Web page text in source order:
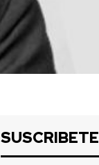
SUSCRIBETE